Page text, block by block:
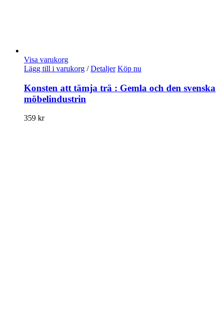
Visa varukorg
Lägg till i varukorg / Detaljer Köp nu
Konsten att tämja trä : Gemla och den svenska
möbelindustrin
359 kr